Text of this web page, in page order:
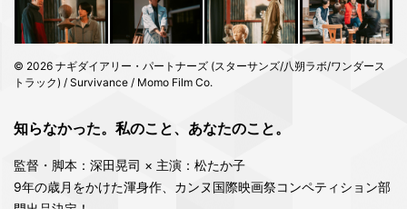
© 2026 ナギダイアリー・パートナーズ (スターサンズ/八朔ラボ/ワンダース
トラック) / Survivance / Momo Film Co.
知らなかった。私のこと、あなたのこと。
監督・脚本：深田晃司 × 主演：松たか子
9年の歳月をかけた渾身作、カンヌ国際映画祭コンペティション部